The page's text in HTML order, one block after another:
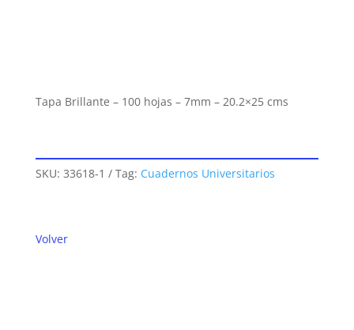
Tapa Brillante – 100 hojas – 7mm – 20.2×25 cms
SKU: 33618-1 Tag: Cuadernos Universitarios
Volver